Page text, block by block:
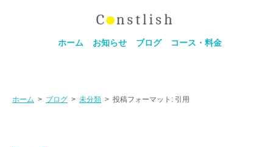
ホーム お知らせ ブログ コース・料金
ホーム > ブログ > 未分類 > 投稿フォーマット: 引用